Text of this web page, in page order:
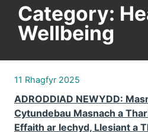
Category:
Wellbeing
11 Rhagfyr 2025
ADRODDIAD NEWYDD:
Cytundebau Masnach a
Effaith ar Iechyd, Llesiant a